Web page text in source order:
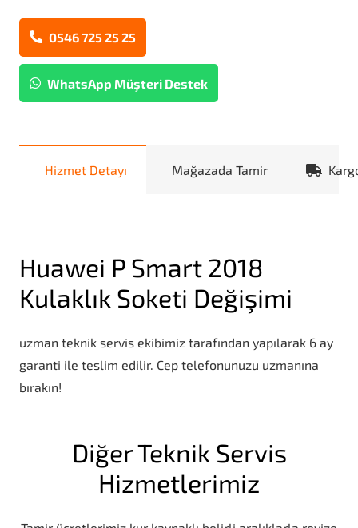
0546 725 25 25
WhatsApp Müşteri Destek
Hizmet Detayı Mağazada Tamir
Huawei P Smart 2018
Kulaklık Soketi Değişimi
uzman teknik servis ekibimiz tarafından yapılarak 6 ay
garanti ile teslim edilir. Cep telefonunuzu uzmanına
bırakın!
Diğer Teknik Servis
Hizmetlerimiz